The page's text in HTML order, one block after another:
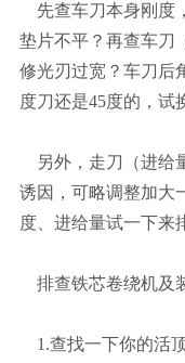
先查车刀本身刚度
垫片不平？再查车刀
修光刃过宽？车刀后
度刀还是45度的，试
另外，走刀（进给
诱因，可略调整加大
度、进给量试一下来
排查铁芯卷绕机及
1.查找一下你的活